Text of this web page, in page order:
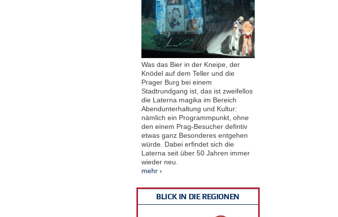
Was das Bier in der Kneipe, der
Knödel auf dem Teller und die
Prager Burg bei einem
Stadtrundgang ist, das ist zweifellos
die Laterna magika im Bereich
Abendunterhaltung und Kultur:
nämlich ein Programmpunkt, ohne
den einem Prag-Besucher defintiv
etwas ganz Besonderes entgehen
würde. Dabei erfindet sich die
Laterna seit über 50 Jahren immer
wieder neu.
mehr ›
BLICK IN DIE REGIONEN